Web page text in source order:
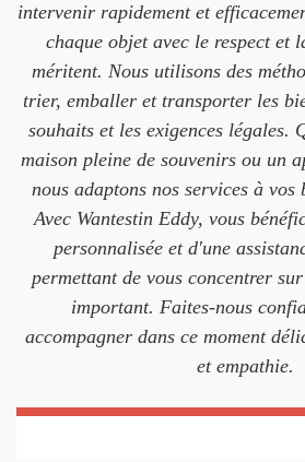
intervenir rapidement et
chaque objet avec le respect et
méritent. Nous utilisons des
trier, emballer et transporter les
souhaits et les exigences légales.
maison pleine de souvenirs ou un
nous adaptons nos services à vos
Avec Wantestin Eddy, vous
personnalisée et d'une
permettant de vous concentrer
important. Faites-nous
accompagner dans ce moment
et empathie.